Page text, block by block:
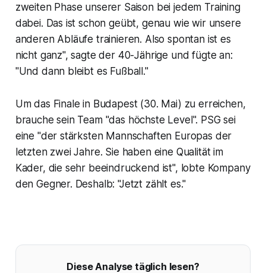
zweiten Phase unserer Saison bei jedem Training
dabei. Das ist schon geübt, genau wie wir unsere
anderen Abläufe trainieren. Also spontan ist es
nicht ganz", sagte der 40-Jährige und fügte an:
"Und dann bleibt es Fußball."
Um das Finale in Budapest (30. Mai) zu erreichen,
brauche sein Team "das höchste Level". PSG sei
eine "der stärksten Mannschaften Europas der
letzten zwei Jahre. Sie haben eine Qualität im
Kader, die sehr beeindruckend ist", lobte Kompany
den Gegner. Deshalb: "Jetzt zählt es."
Diese Analyse täglich lesen?